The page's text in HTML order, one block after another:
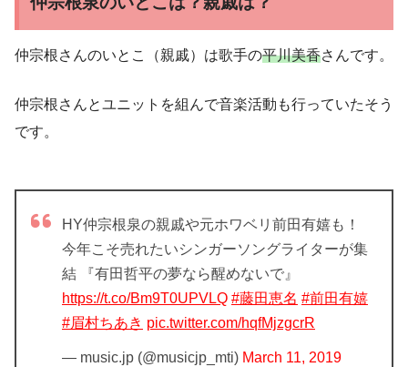
仲宗根さんのいとこ（親戚）は歌手の平川美香さんです。
仲宗根さんとユニットを組んで音楽活動も行っていたそう
です。
HY仲宗根泉の親戚や元ホワベリ前田有嬉も！
今年こそ売れたいシンガーソングライターが集
結 『有田哲平の夢なら醒めないで』
https://t.co/Bm9T0UPVLQ #藤田恵名 #前田有嬉
#眉村ちあき pic.twitter.com/hqfMjzgcrR
— music.jp (@musicjp_mti) March 11, 2019